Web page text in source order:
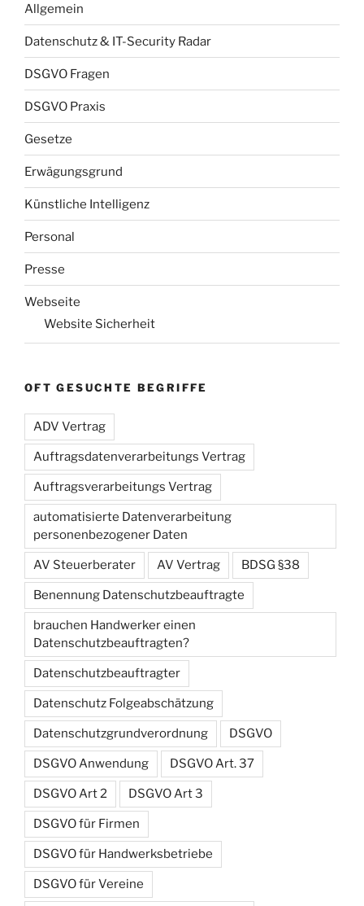
Allgemein
Datenschutz & IT-Security Radar
DSGVO Fragen
DSGVO Praxis
Gesetze
Erwägungsgrund
Künstliche Intelligenz
Personal
Presse
Webseite
Website Sicherheit
OFT GESUCHTE BEGRIFFE
ADV Vertrag
Auftragsdatenverarbeitungs Vertrag
Auftragsverarbeitungs Vertrag
automatisierte Datenverarbeitung
personenbezogener Daten
AV Steuerberater AV Vertrag BDSG §38
Benennung Datenschutzbeauftragte
brauchen Handwerker einen
Datenschutzbeauftragten?
Datenschutzbeauftragter
Datenschutz Folgeabschätzung
Datenschutzgrundverordnung DSGVO
DSGVO Anwendung DSGVO Art. 37
DSGVO Art 2 DSGVO Art 3
DSGVO für Firmen
DSGVO für Handwerksbetriebe
DSGVO für Vereine